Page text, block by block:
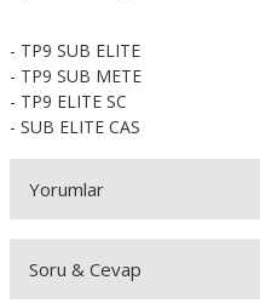
- TP9 SUB ELITE
- TP9 SUB METE
- TP9 ELITE SC
- SUB ELITE CAS
Yorumlar
Bu ürüne ilk
Soru & Cevap